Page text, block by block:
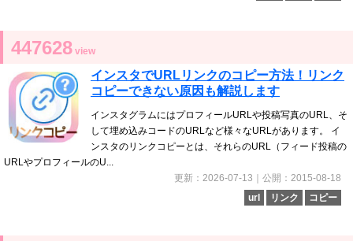
447628 view
インスタでURLリンクのコピー方法！リンク
コピーできない原因も解説します
インスタグラムにはプロフィールURLや投稿写真のURL、そ
して埋め込みコードのURLなど様々なURLがあります。 イ
ンスタのリンクコピーとは、それらのURL（フィード投稿の
URLやプロフィールのU...
更新：2026-07-13｜公開：2015-08-18
url
リンク コピー